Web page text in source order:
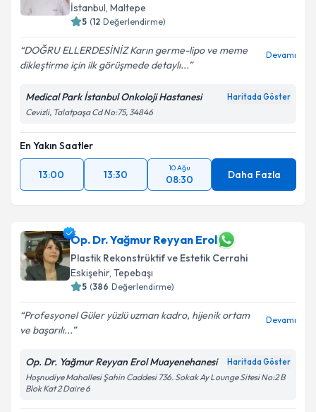
İstanbul, Maltepe
5 (12 Değerlendirme)
DOĞRU ELLERDESİNİZ Karın germe-lipo ve meme
dikleştirme için ilk görüşmede detaylı...
Devamı
Medical Park İstanbul Onkoloji Hastanesi Haritada Göster
Cevizli, Talatpaşa Cd No:75, 34846
En Yakın Saatler
13:00 13:30
10 Ağu
08:30 Daha Fazla
Op. Dr. Yağmur Reyyan Erol
Plastik Rekonstrüktif ve Estetik Cerrahi
Eskişehir, Tepebaşı
5 (386 Değerlendirme)
Profesyonel Güler yüzlü uzman kadro, hijenik ortam
ve başarılı...
Devamı
Op. Dr. Yağmur Reyyan Erol Muayenehanesi Haritada Göster
Hoşnudiye Mahallesi Şahin Caddesi 736. Sokak Ay Lounge Sitesi No:2 B
Blok Kat 2 Daire 6